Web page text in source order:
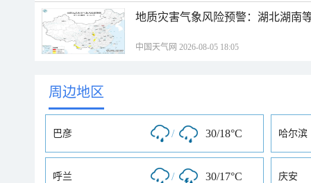
地质灾害气象风险预警：湖北湖南
中国天气网 2026-08-05 18:05
周边地区
巴彦 / 30/18°C 哈尔滨
呼兰 / 30/17°C 庆安